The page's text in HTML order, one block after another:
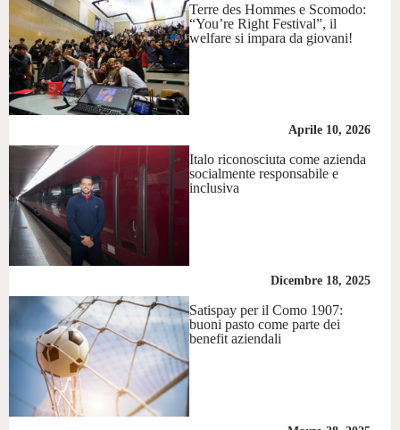
Terre des Hommes e Scomodo:
“You’re Right Festival”, il
welfare si impara da giovani!
Aprile 10, 2026
Italo riconosciuta come azienda
socialmente responsabile e
inclusiva
Dicembre 18, 2025
Satispay per il Como 1907:
buoni pasto come parte dei
benefit aziendali